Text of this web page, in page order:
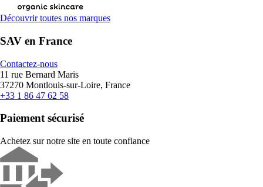
Découvrir toutes nos marques
SAV en France
Contactez-nous
11 rue Bernard Maris
37270 Montlouis-sur-Loire, France
+33 1 86 47 62 58
Paiement sécurisé
Achetez sur notre site en toute confiance